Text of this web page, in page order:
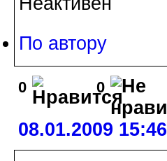
По автору
0 0
08.01.2009 15:46